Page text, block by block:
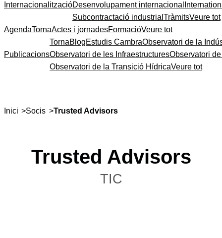
InternacionalitzacióDesenvolupament internacional
Subcontractació industrial TràmitsVeure tot
AgendaTornaActes i jornadesFormacióVeure tot
Publicacions
TornaBlogEstudis CambraObservatori de la
Observatori de les InfraestructuresObservatori
Observatori de la Transició HídricaVeure tot
Inici >Socis >Trusted Advisors
Trusted Advisors
TIC